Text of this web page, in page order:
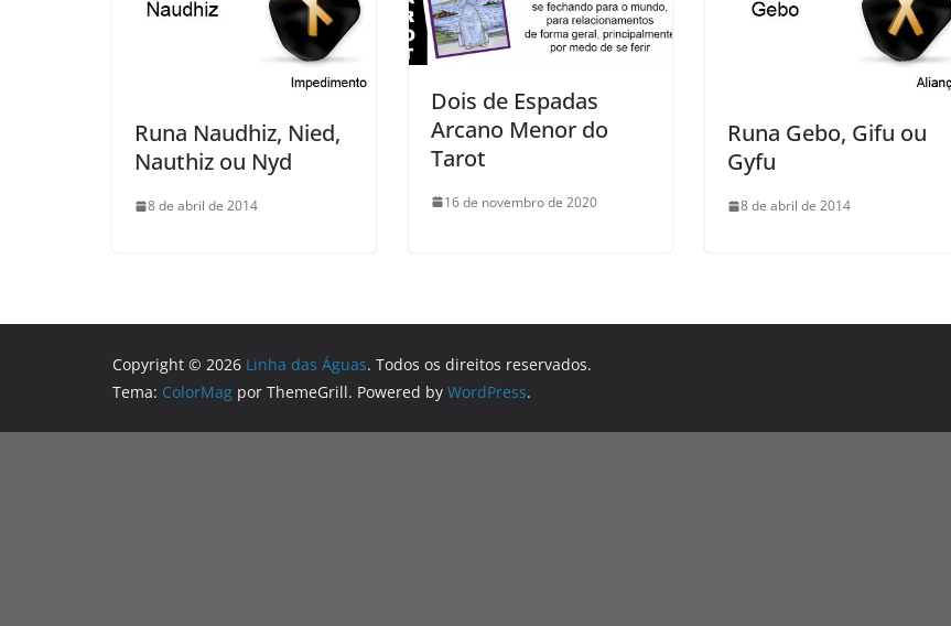
Runa Naudhiz, Nied,
Nauthiz ou Nyd
8 de abril de 2014
Dois de Espadas
Arcano Menor do
Tarot
16 de novembro de 2020
Runa Gebo, Gifu ou
Gyfu
8 de abril de 2014
Copyright © 2026 Linha das Águas. Todos os direitos reservados.
Tema: ColorMag por ThemeGrill. Powered by WordPress.